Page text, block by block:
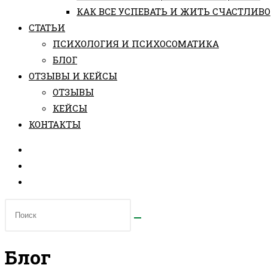
КАК ВСЕ УСПЕВАТЬ И ЖИТЬ СЧАСТЛИВО
СТАТЬИ
ПCИХОЛОГИЯ И ПСИХОСОМАТИКА
БЛОГ
ОТЗЫВЫ И КЕЙСЫ
ОТЗЫВЫ
КЕЙСЫ
КОНТАКТЫ
Блог